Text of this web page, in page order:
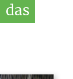
das